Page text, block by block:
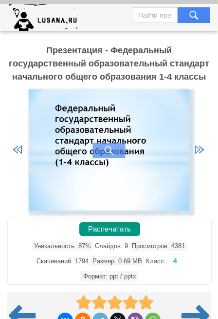
Презентация - Федеральный
государственный образовательный стандарт
начального общего образования 1-4 классы
Распечатать
Уникальность: 87% Слайдов: 9 Просмотров: 4381
Скачиваний: 1794 Размер: 0.69 MB Класс: 4
Формат: ppt / pptx